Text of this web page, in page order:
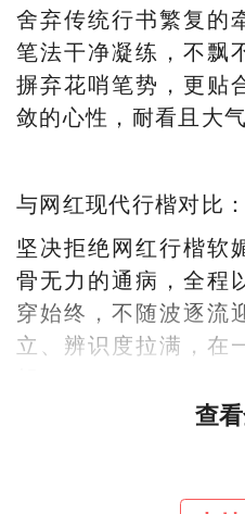
舍弃传统行书繁复的
笔法干净凝练，不飘
摒弃花哨笔势，更贴
敛的心性，耐看且大气
与网红现代行楷对比：
坚决拒绝网红行楷软
骨无力的通病，全程
穿始终，不随波逐流
立、辨识度拉满，在
查